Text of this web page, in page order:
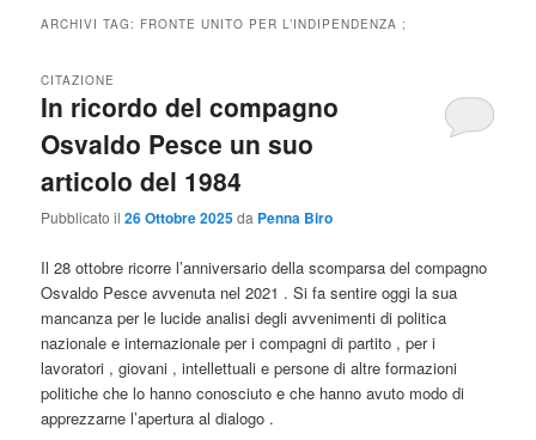
ARCHIVI TAG: FRONTE UNITO PER L’INDIPENDENZA ;
In ricordo del compagno
Osvaldo Pesce un suo
articolo del 1984
CITAZIONE
Pubblicato il26 Ottobre 2025da Penna Biro
Il 28 ottobre ricorre l’anniversario della scomparsa del compagno
Osvaldo Pesce avvenuta nel 2021 . Si fa sentire oggi la sua
mancanza per le lucide analisi degli avvenimenti di politica
nazionale e internazionale per i compagni di partito , per i
lavoratori , giovani , intellettuali e persone di altre formazioni
politiche che lo hanno conosciuto e che hanno avuto modo di
apprezzarne l’apertura al dialogo .